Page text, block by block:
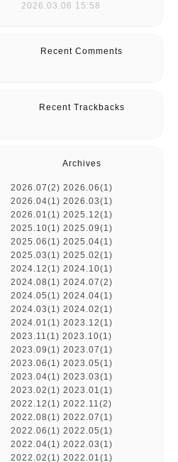
2026.03.06 15:58
Recent Comments
Recent Trackbacks
Archives
2026.07(2) 2026.06(1)
2026.04(1) 2026.03(1)
2026.01(1) 2025.12(1)
2025.10(1) 2025.09(1)
2025.06(1) 2025.04(1)
2025.03(1) 2025.02(1)
2024.12(1) 2024.10(1)
2024.08(1) 2024.07(2)
2024.05(1) 2024.04(1)
2024.03(1) 2024.02(1)
2024.01(1) 2023.12(1)
2023.11(1) 2023.10(1)
2023.09(1) 2023.07(1)
2023.06(1) 2023.05(1)
2023.04(1) 2023.03(1)
2023.02(1) 2023.01(1)
2022.12(1) 2022.11(2)
2022.08(1) 2022.07(1)
2022.06(1) 2022.05(1)
2022.04(1) 2022.03(1)
2022.02(1) 2022.01(1)